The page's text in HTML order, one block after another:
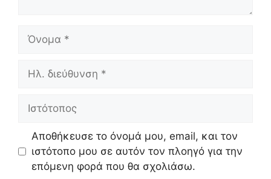
Όνομα
Ηλ.
Ιστότοπος
Αποθήκευσε το όνομά μου, email, και τον
ιστότοπο μου σε αυτόν τον πλοηγό για την
επόμενη φορά που θα σχολιάσω.